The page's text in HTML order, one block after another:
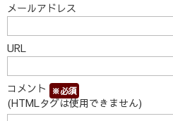
メールアドレス
URL
コメント ※必須
(HTMLタグは使用できません)